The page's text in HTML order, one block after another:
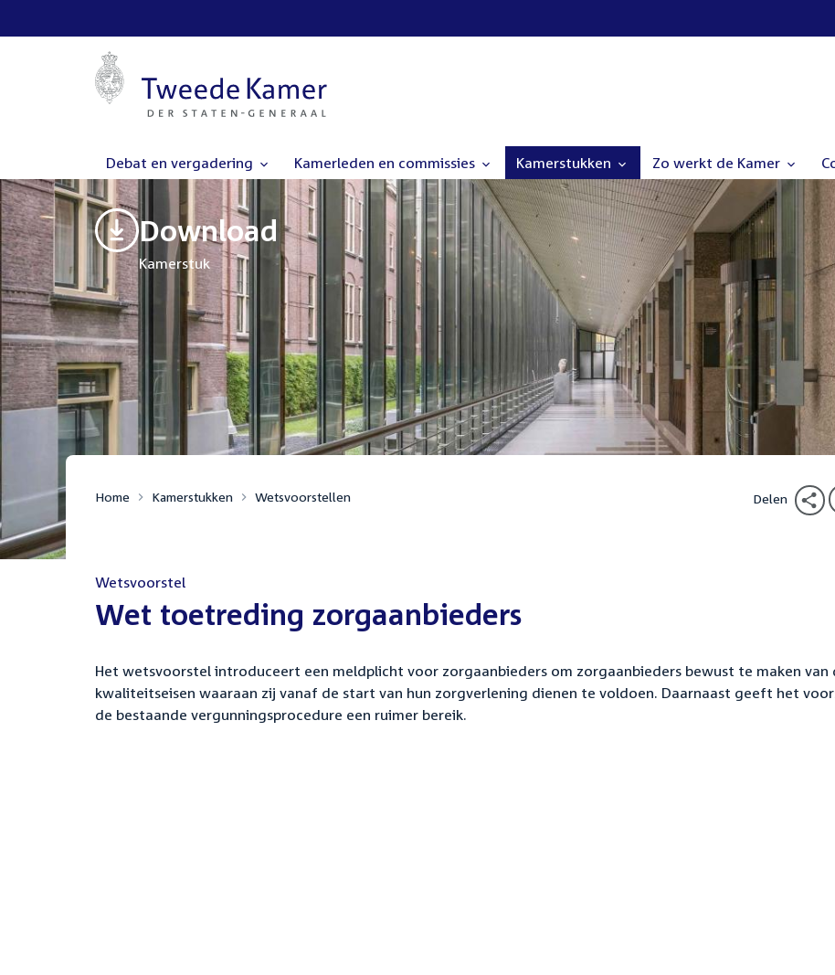
Debat en vergadering Kamerleden en commissies Kamerstukken Zo werkt de Kamer
Download
Kamerstuk
Home Kamerstukken Wetsvoorstellen Delen
Wetsvoorstel
:Wet toetreding zorgaanbieders
Het wetsvoorstel introduceert een meldplicht voor zorgaanbieders om zorgaanbieders bewust te maken van
kwaliteitseisen waaraan zij vanaf de start van hun zorgverlening dienen te voldoen. Daarnaast geeft het
de bestaande vergunningsprocedure een ruimer bereik.